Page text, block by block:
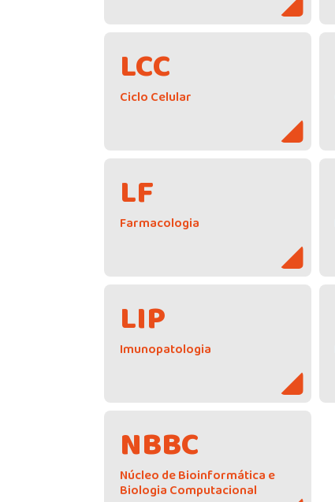
LCC
Ciclo Celular
LF
Farmacologia
LIP
Imunopatologia
NBBC
Núcleo de Bioinformática e
Biologia Computacional